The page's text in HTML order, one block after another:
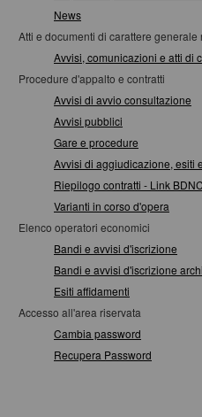
News
Atti e documenti di carattere generale
Avvisi, comunicazioni e atti di
Procedure d'appalto e contratti
Avvisi di avvio consultazione
Avvisi pubblici
Gare e procedure
Avvisi di aggiudicazione, esiti
Riepilogo contratti - Link
Varianti in corso d'opera
Elenco operatori economici
Bandi e avvisi d'iscrizione
Bandi e avvisi d'iscrizione
Esiti affidamenti
Accesso all'area riservata
Cambia password
Recupera Password